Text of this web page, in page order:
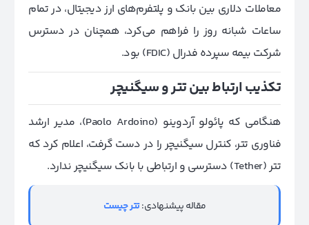
معاملات دلاری بین بانک و پلتفرم‌های ارز دیجیتال، در تمام
ساعات شبانه روز را فراهم می‌کرد، همچنان در دسترس
شرکت بیمه سپرده فدرال (FDIC) بود.
تکذیب ارتباط بین تتر و سیگنیچر
هنگامی که پائولو آردوینو (Paolo Ardoino)، مدیر ارشد
فناوری تتر، کنترل سیگنیچر را در دست گرفت، اعلام کرد که
تتر (Tether) دسترسی و ارتباطی با بانک سیگنیچر ندارد.
مقاله پیشنهادی:تتر چیست